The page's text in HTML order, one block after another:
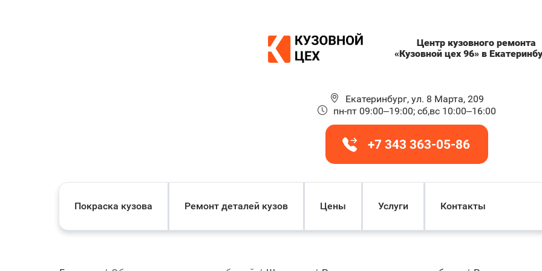
Центр кузовного ремонта
«Кузовной цех 96» в
Екатеринбург, ул. 8 Марта, 209
пн-пт 09:00–19:00; сб,вс 10:00–16:00
+7 343 363-05-86
Покраска кузова Ремонт деталей кузов Цены Услуги Контакты